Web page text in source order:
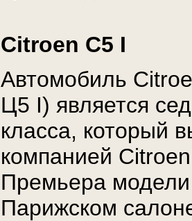
Citroen C5 I
Автомобиль
Ц5 I) является
класса, который
компанией
Премьера модели
Парижском